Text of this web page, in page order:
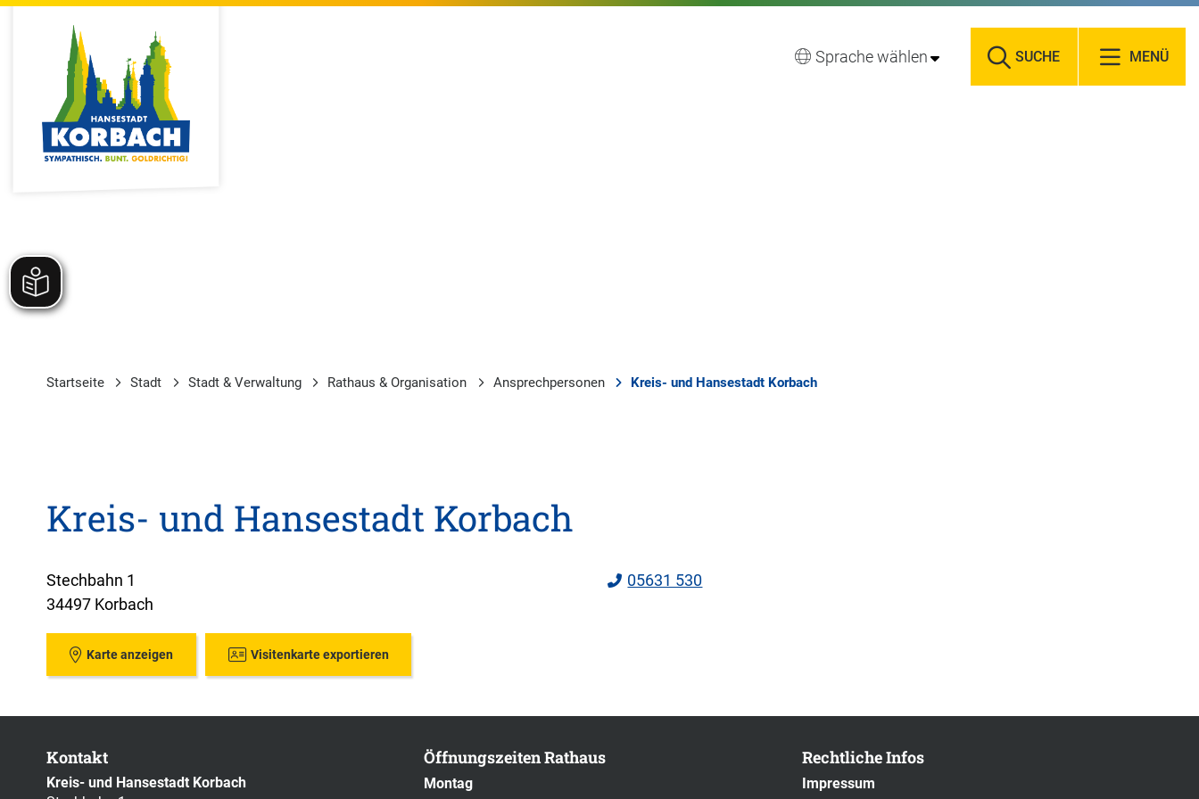
Sprache wählen SUCHE MENÜ
Startseite Stadt Stadt & Verwaltung Rathaus & Organisation Ansprechpersonen Kreis- und Hansestadt Korbach
Kreis- und Hansestadt Korbach
Stechbahn 1
34497 Korbach
05631 530
Karte anzeigen Visitenkarte exportieren
Kontakt
Kreis- und Hansestadt Korbach
Öffnungszeiten Rathaus
Montag
Rechtliche Infos
Impressum